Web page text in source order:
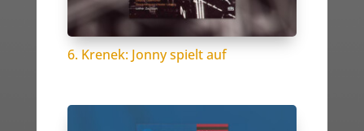
6. Krenek: Jonny spielt auf